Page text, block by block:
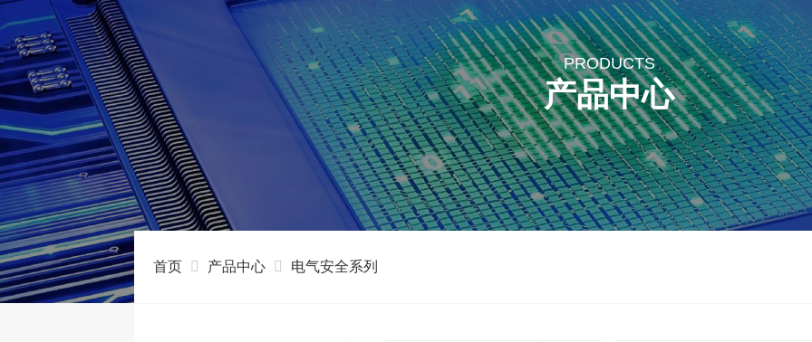
PRODUCTS
产品中心
首页 产品中心 电气安全系列